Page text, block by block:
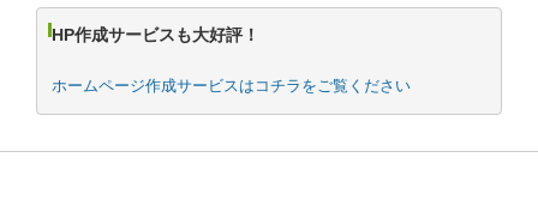
HP作成サービスも大好評！
ホームページ作成サービスはコチラをご覧ください